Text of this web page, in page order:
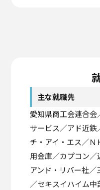
主な就職先
愛知県商工会連合
サービス／アド近
チ・アイ・エス／Ｎ
用金庫／カプコン／
アンド・リバー社
／セキスイハイム